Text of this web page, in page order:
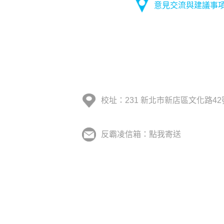
意見交流與建議事
校址：231 新北市新店區文化路42
反霸凌信箱：點我寄送